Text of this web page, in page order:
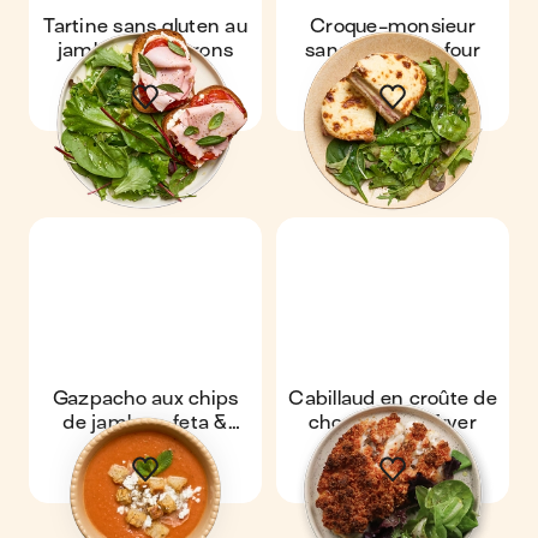
Tartine sans gluten au
jambon & poivrons
Croque-monsieur
sans gluten au four
Gazpacho aux chips
de jambon, feta &
croûtons
Cabillaud en croûte de
chorizo au airfryer